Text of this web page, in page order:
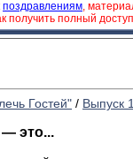
поздравлениям,
получить полный
Гостей" / Выпуск
это...